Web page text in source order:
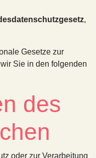
,
Gesetze zur
Sie in den folgenden
des
oder zur Verarbeitung